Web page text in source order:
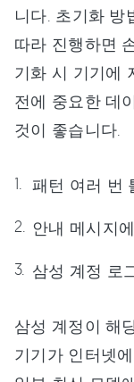
니다. 초기화 방
따라 진행하면
기화 시 기기에
전에 중요한 데
것이 좋습니다.
패턴 여러 번
안내 메시지
삼성 계정 로
삼성 계정이 해
기기가 인터넷